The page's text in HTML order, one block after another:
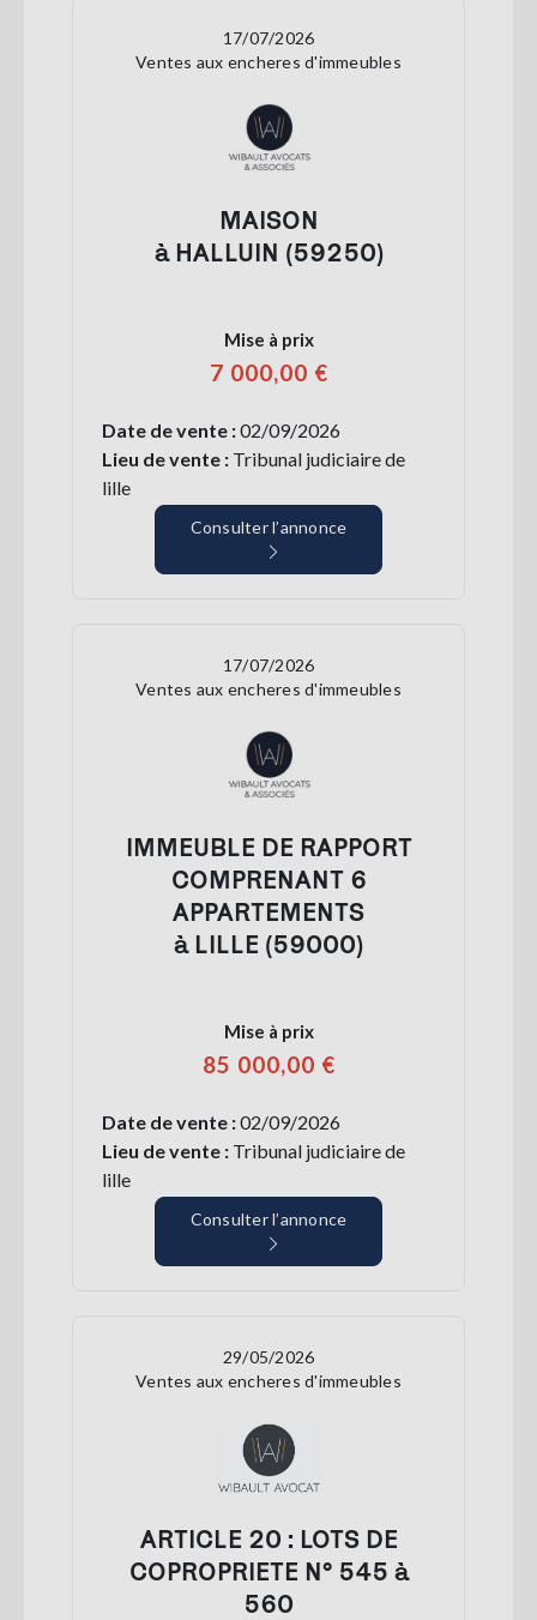
17/07/2026
Ventes aux encheres d'immeubles
MAISON
à HALLUIN (59250)
Mise à prix
7 000,00 €
Date de vente :02/09/2026
Lieu de vente : Tribunal judiciaire de
lille
Consulter l’annonce
17/07/2026
Ventes aux encheres d'immeubles
IMMEUBLE DE RAPPORT
COMPRENANT 6
APPARTEMENTS
à LILLE (59000)
Mise à prix
85 000,00 €
Date de vente :02/09/2026
Lieu de vente : Tribunal judiciaire de
lille
Consulter l’annonce
29/05/2026
Ventes aux encheres d'immeubles
ARTICLE 20 : LOTS DE
COPROPRIETE N° 545 à
560